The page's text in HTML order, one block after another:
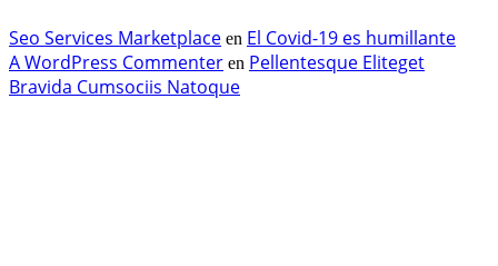
Seo Services Marketplace en El Covid-19 es humillante
A WordPress Commenter en Pellentesque Eliteget
Bravida Cumsociis Natoque